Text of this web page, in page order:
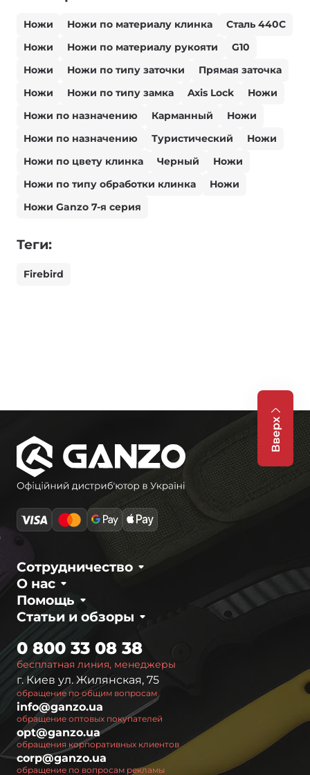
Ножи Ножи по материалу клинка
Сталь 440С
Ножи
Ножи по материалу рукояти
G10
Ножи
Ножи по типу заточки
Прямая заточка
Ножи
Ножи по типу замка Axis Lock
Ножи
Ножи по назначению
Карманный
Ножи
Ножи по назначению
Туристический
Ножи
Ножи по цвету клинка
Черный
Ножи
Ножи по типу обработки клинка
Ножи
Ножи Ganzo 7-я серия
Теги:
Firebird
Вверх
О нас
Сотрудничество
Статьи и обзоры
Помощь
бесплатная линия, менеджеры
0 800 33 08 38
г. Киев ул. Жилянская, 75
обращение по общим вопросам
info@ganzo.ua
обращение оптовых покупателей
opt@ganzo.ua
обращения корпоративных клиентов
corp@ganzo.ua
обращение по вопросам рекламы